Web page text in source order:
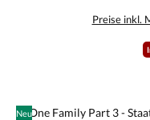
Preise inkl.
Neu